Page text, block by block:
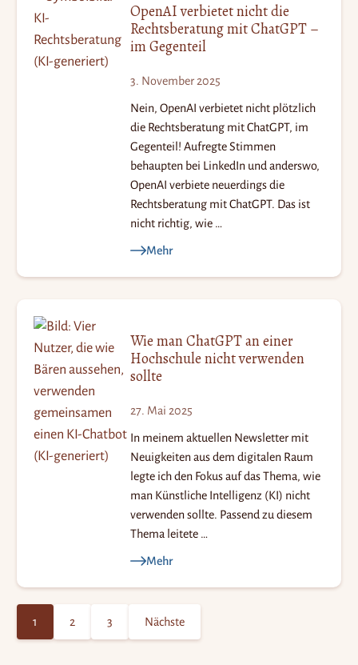
OpenAI verbietet nicht die
Rechtsberatung mit ChatGPT –
im Gegenteil
3. November 2025
Nein, OpenAI verbietet nicht plötzlich
die Rechtsberatung mit ChatGPT, im
Gegenteil! Aufregte Stimmen
behaupten bei LinkedIn und anderswo,
OpenAI verbiete neuerdings die
Rechtsberatung mit ChatGPT. Das ist
nicht richtig, wie …
Mehr
Wie man ChatGPT an einer
Hochschule nicht verwenden
sollte
27. Mai 2025
In meinem aktuellen Newsletter mit
Neuigkeiten aus dem digitalen Raum
legte ich den Fokus auf das Thema, wie
man Künstliche Intelligenz (KI) nicht
verwenden sollte. Passend zu diesem
Thema leitete …
Mehr
r
u
n
1 2 3 Nächste